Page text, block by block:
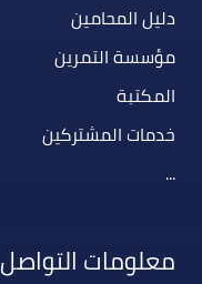
دليل المحامين
مؤسسة التمرين
المكتبة
خدمات المشتركين
...
معلومات التواصل